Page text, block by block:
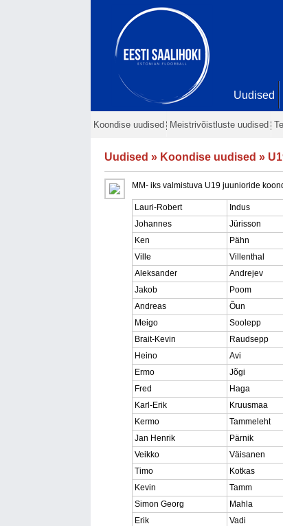
Uudised
Koondise uudised Meistrivõistluste uudised
Uudised » Koondise uudised »
MM- iks valmistuva U19 juunioride
Lauri-Robert Indus
Johannes
Jürisson
Ken
Pähn
Ville
Villenthal
Aleksander
Andrejev
Jakob
Poom
Andreas
Õun
Meigo
Soolepp
Brait-Kevin
Raudsepp
Heino
Avi
Ermo
Jõgi
Fred
Haga
Karl-Erik
Kruusmaa
Kermo
Tammeleht
Jan Henrik
Pärnik
Veikko
Väisanen
Timo
Kotkas
Kevin
Tamm
Simon Georg
Mahla
Erik
Vadi